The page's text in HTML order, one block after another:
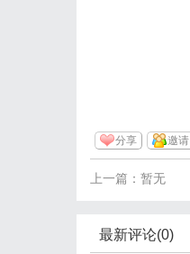
分享 邀请
上一篇：暂无
最新评论(0)